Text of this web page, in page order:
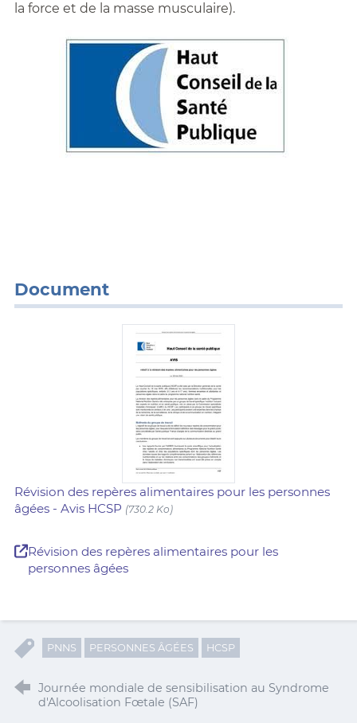
la force et de la masse musculaire).
Document
Révision des repères alimentaires pour les personnes
âgées - Avis HCSP (730.2 Ko)
Révision des repères alimentaires pour les
personnes âgées
PNNS PERSONNES ÂGÉES HCSP
Journée mondiale de sensibilisation au Syndrome
d'Alcoolisation Fœtale (SAF)